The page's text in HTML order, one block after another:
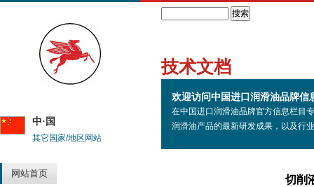
中·国
其它国家/地区网站
网站首页
技术文档
欢迎访问中国进口润滑油品牌信
在中国进口润滑油品牌官方信息栏目
润滑油产品的最新研发成果，以及行
切削